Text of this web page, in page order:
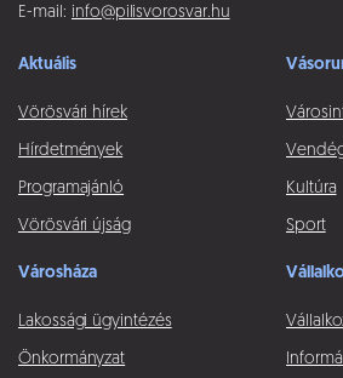
E-mail: info@pilisvorosvar.hu
Aktuális
Vörösvári hírek
Hírdetmények
Programajánló
Vörösvári újság
Kultúra
Sport
Városháza
Lakossági ügyintézés
Önkormányzat